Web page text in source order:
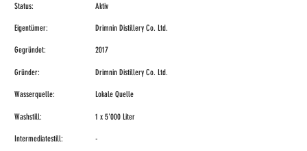
Status:
Eigentümer:
Gegründet:
Gründer:
Wasserquelle:
Washstill:
Intermediatestill:
Aktiv
Drimnin Distillery Co. Ltd.
2017
Drimnin Distillery Co. Ltd.
Lokale Quelle
1 x 5'000 Liter
-